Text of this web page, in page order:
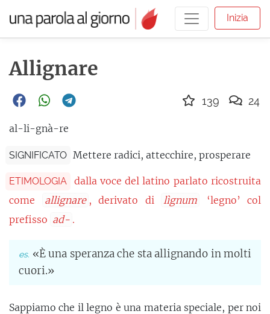
Inizia
Allignare
al-li-gnà-re
SIGNIFICATO Mettere radici, attecchire, prosperare
ETIMOLOGIA
dalla voce del latino parlato ricostruita
come
allignare , derivato di lìgnum
‘legno’ col
prefisso ad- .
«È una speranza che sta allignando in molti
cuori.»
Sappiamo che il legno è una materia speciale, per noi
139 24